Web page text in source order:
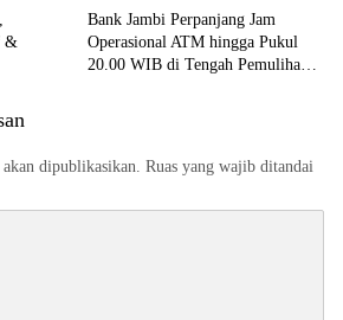
&
Bank Jambi Perpanjang Jam
Operasional ATM hingga Pukul
20.00 WIB di Tengah Pemulihan
dipublikasikan. Ruas yang wajib ditandai